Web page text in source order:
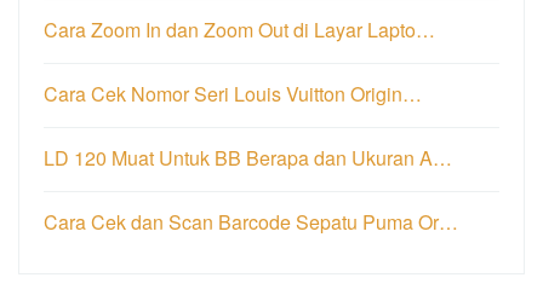
Cara Zoom In dan Zoom Out di Layar Lapto…
Cara Cek Nomor Seri Louis Vuitton Origin…
LD 120 Muat Untuk BB Berapa dan Ukuran A…
Cara Cek dan Scan Barcode Sepatu Puma Or…